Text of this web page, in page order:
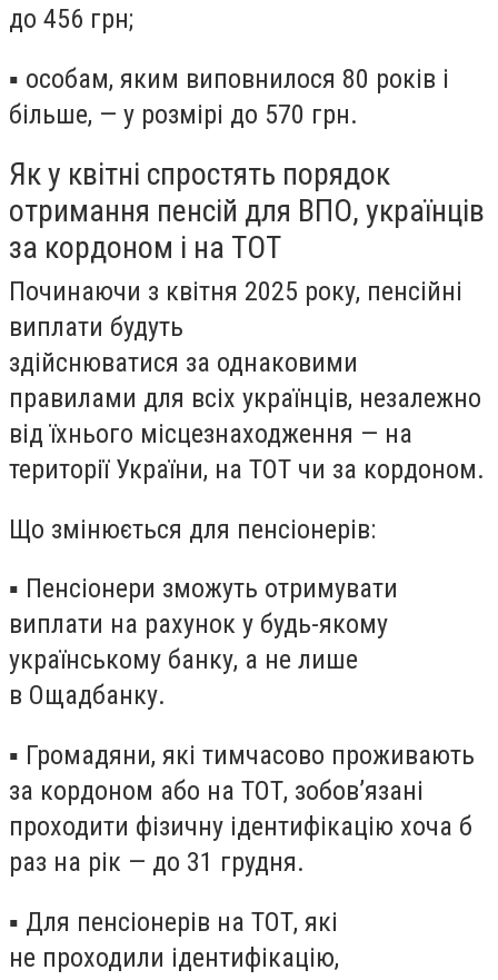
до 456 грн;
▪ особам, яким виповнилося 80 років і
більше, — у розмірі до 570 грн.
Як у квітні спростять порядок
отримання пенсій для ВПО, українців
за кордоном і на ТОТ
Починаючи з квітня 2025 року, пенсійні
виплати будуть
здійснюватися за однаковими
правилами для всіх українців, незалежно
від їхнього місцезнаходження — на
території України, на ТОТ чи за кордоном.
Що змінюється для пенсіонерів:
▪ Пенсіонери зможуть отримувати
виплати на рахунок у будь-якому
українському банку, а не лише
в Ощадбанку.
▪ Громадяни, які тимчасово проживають
за кордоном або на ТОТ, зобов’язані
проходити фізичну ідентифікацію хоча б
раз на рік — до 31 грудня.
▪ Для пенсіонерів на ТОТ, які
не проходили ідентифікацію,